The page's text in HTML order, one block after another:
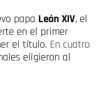
papa León XIV, el
en el primer
el título. En cuatro
eligieron al